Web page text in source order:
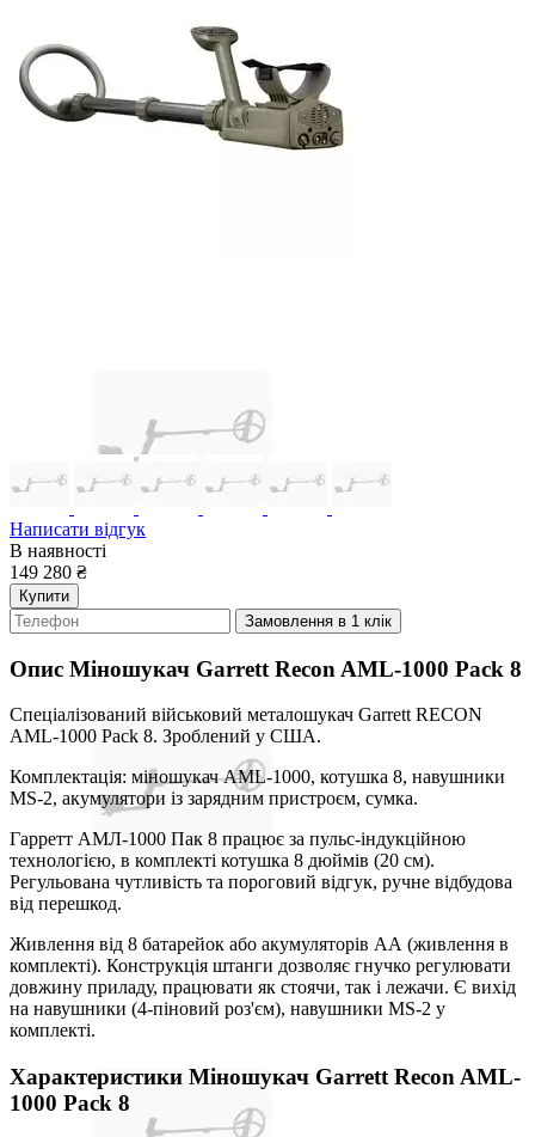
Написати відгук
В наявності
149 280 ₴
Купити
Замовлення в 1 клік
Опис Міношукач Garrett Recon AML-1000 Pack 8
Спеціалізований військовий металошукач Garrett RECON
AML-1000 Pack 8. Зроблений у США.
Комплектація: міношукач AML-1000, котушка 8, навушники
MS-2, акумулятори із зарядним пристроєм, сумка.
Гарретт АМЛ-1000 Пак 8 працює за пульс-індукційною
технологією, в комплекті котушка 8 дюймів (20 см).
Регульована чутливість та пороговий відгук, ручне відбудова
від перешкод.
Живлення від 8 батарейок або акумуляторів АА (живлення в
комплекті). Конструкція штанги дозволяє гнучко регулювати
довжину приладу, працювати як стоячи, так і лежачи. Є вихід
на навушники (4-піновий роз'єм), навушники MS-2 у
комплекті.
Характеристики Міношукач Garrett Recon AML-
1000 Pack 8